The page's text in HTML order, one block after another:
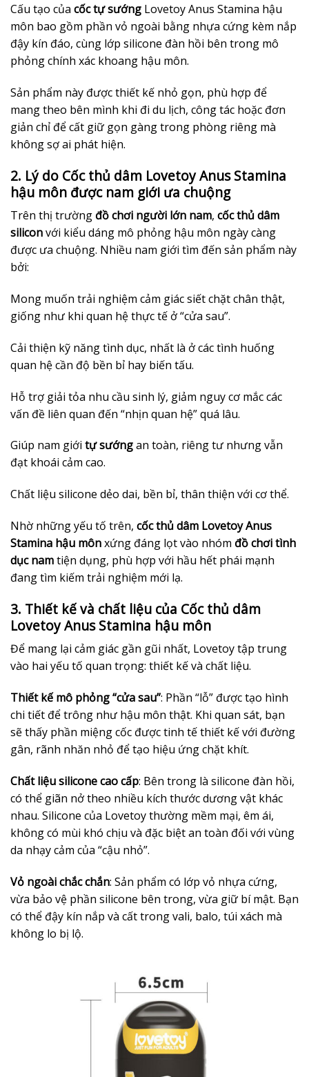
Cấu tạo của cốc tự sướng Lovetoy Anus Stamina hậu
môn bao gồm phần vỏ ngoài bằng nhựa cứng kèm nắp
đậy kín đáo, cùng lớp silicone đàn hồi bên trong mô
phỏng chính xác khoang hậu môn.
Sản phẩm này được thiết kế nhỏ gọn, phù hợp để
mang theo bên mình khi đi du lịch, công tác hoặc đơn
giản chỉ để cất giữ gọn gàng trong phòng riêng mà
không sợ ai phát hiện.
2. Lý do Cốc thủ dâm Lovetoy Anus Stamina
hậu môn được nam giới ưa chuộng
Trên thị trườngđồ chơi người lớn nam, cốc thủ dâm
siliconvới kiểu dáng mô phỏng hậu môn ngày càng
được ưa chuộng. Nhiều nam giới tìm đến sản phẩm này
bởi:
Mong muốn trải nghiệm cảm giác siết chặt chân thật,
giống như khi quan hệ thực tế ở “cửa sau”.
Cải thiện kỹ năng tình dục, nhất là ở các tình huống
quan hệ cần độ bền bỉ hay biến tấu.
Hỗ trợ giải tỏa nhu cầu sinh lý, giảm nguy cơ mắc các
vấn đề liên quan đến “nhịn quan hệ” quá lâu.
Giúp nam giới tự sướngan toàn, riêng tư nhưng vẫn
đạt khoái cảm cao.
Chất liệu silicone dẻo dai, bền bỉ, thân thiện với cơ thể.
Nhờ những yếu tố trên, cốc thủ dâm Lovetoy Anus
Stamina hậu mônxứng đáng lọt vào nhóm đồ chơi tình
dục namtiện dụng, phù hợp với hầu hết phái mạnh
đang tìm kiếm trải nghiệm mới lạ.
3. Thiết kế và chất liệu của Cốc thủ dâm
Lovetoy Anus Stamina hậu môn
Để mang lại cảm giác gần gũi nhất, Lovetoy tập trung
vào hai yếu tố quan trọng: thiết kế và chất liệu.
Thiết kế mô phỏng “cửa sau”: Phần “lỗ” được tạo hình
chi tiết để trông như hậu môn thật. Khi quan sát, bạn
sẽ thấy phần miệng cốc được tinh tế thiết kế với đường
gân, rãnh nhăn nhỏ để tạo hiệu ứng chặt khít.
Chất liệu silicone cao cấp: Bên trong là silicone đàn hồi,
có thể giãn nở theo nhiều kích thước dương vật khác
nhau. Silicone của Lovetoy thường mềm mại, êm ái,
không có mùi khó chịu và đặc biệt an toàn đối với vùng
da nhạy cảm của “cậu nhỏ”.
Vỏ ngoài chắc chắn: Sản phẩm có lớp vỏ nhựa cứng,
vừa bảo vệ phần silicone bên trong, vừa giữ bí mật. Bạn
có thể đậy kín nắp và cất trong vali, balo, túi xách mà
không lo bị lộ.